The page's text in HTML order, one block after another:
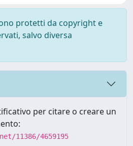
protetti da copyright e
salvo diversa
per citare o creare un
11386/4659195